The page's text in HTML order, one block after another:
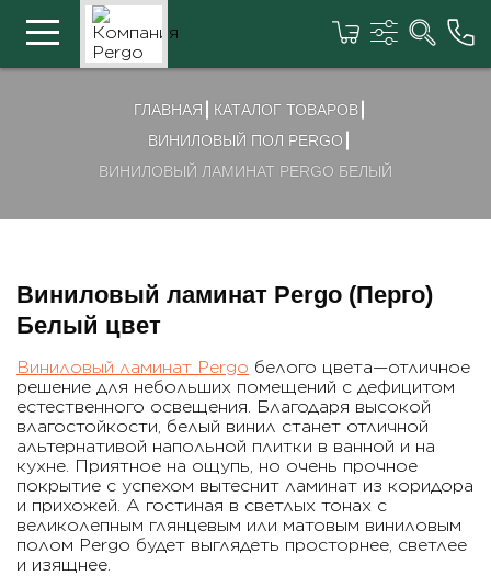
ГЛАВНАЯ
КАТАЛОГ ТОВАРОВ
ВИНИЛОВЫЙ ПОЛ PERGO
ВИНИЛОВЫЙ ЛАМИНАТ PERGO БЕЛЫЙ
Виниловый ламинат Pergo (Перго)
Белый цвет
Виниловый ламинат Pergo белого цвета—отличное
решение для небольших помещений с дефицитом
естественного освещения. Благодаря высокой
влагостойкости, белый винил станет отличной
альтернативой напольной плитки в ванной и на
кухне. Приятное на ощупь, но очень прочное
покрытие с успехом вытеснит ламинат из коридора
и прихожей. А гостиная в светлых тонах с
великолепным глянцевым или матовым виниловым
полом Pergo будет выглядеть просторнее, светлее
и изящнее.